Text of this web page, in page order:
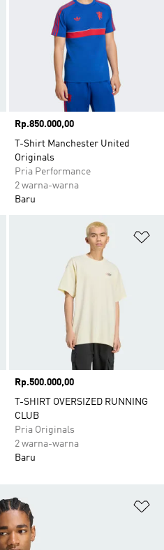
Harga
Rp.850.000,00
T-Shirt Manchester United
Originals
Pria Performance
2 warna-warna
Baru
Tambahkan ke Wishlist
Harga
Rp.500.000,00
T-SHIRT OVERSIZED RUNNING
CLUB
Pria Originals
2 warna-warna
Baru